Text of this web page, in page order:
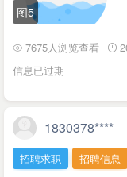
图5
7675人浏览查看
信息已过期
1830378****
招聘求职 招聘信息